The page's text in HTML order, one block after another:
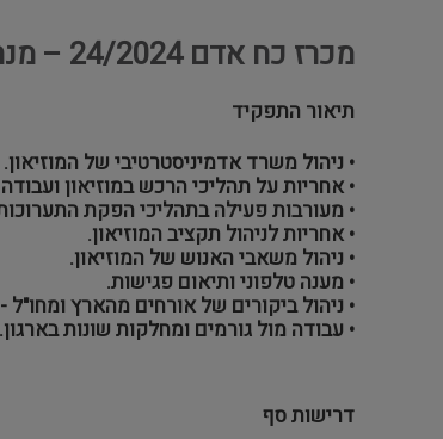
מכרז כח אדם 24/2024 – מנהל.ת משרד ואדמינסטרציה מוזיאון העיצוב חולון
תיאור התפקיד
• ניהול משרד אדמיניסטרטיבי של המוזיאון.
• אחריות על תהליכי הרכש במוזיאון
• מעורבות פעילה בתהליכי הפקת התערוכות
• אחריות לניהול תקציב המוזיאון.
• ניהול משאבי האנוש של המוזיאון.
• מענה טלפוני ותיאום פגישות.
• ניהול ביקורים של אורחים מהארץ ומחו"ל
• עבודה מול גורמים ומחלקות שונות בארגון.
דרישות סף